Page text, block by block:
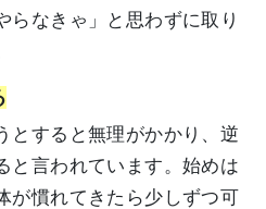
らなきゃ」と思わずに取り
とすると無理がかかり、逆
と言われています。始めは
が慣れてきたら少しずつ可